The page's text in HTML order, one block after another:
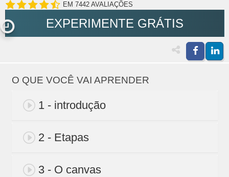
EM 7442 AVALIAÇÕES
EXPERIMENTE GRÁTIS
O QUE VOCÊ VAI APRENDER
1 - introdução
2 - Etapas
3 - O canvas